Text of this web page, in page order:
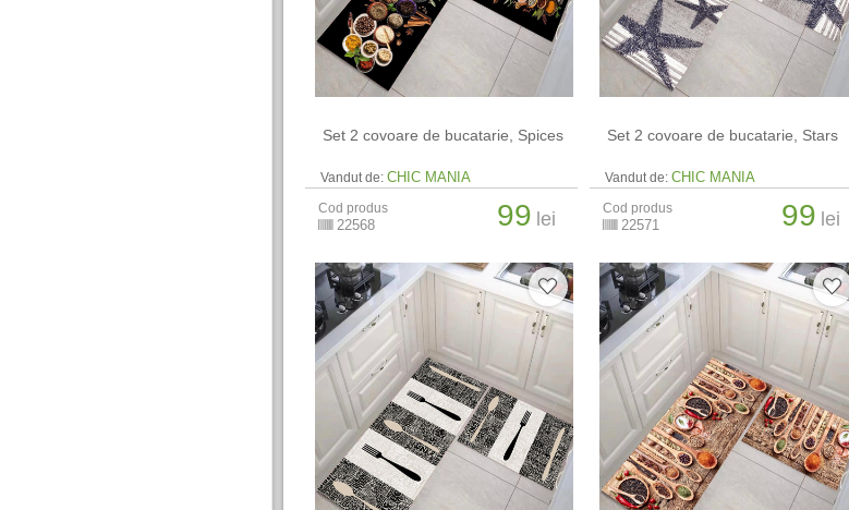
​ Set 2 covoare de bucatarie, Spices
Vandut de: CHIC MANIA
Cod produs
22568 99 lei
​ Set 2 covoare de bucatarie, Stars
Vandut de: CHIC MANIA
Cod produs
22571 99 lei